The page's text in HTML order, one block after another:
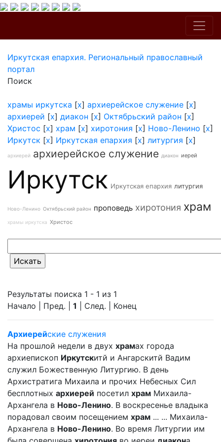
Иркутская епархия. Региональный православный
портал
Поиск
храмы иркутска [x] архиерейское служение [x]
архиерей [x] диакон [x] Октябрьский район [x]
Христос [x] храм [x] хиротония [x] Ново-Ленино [x]
Иркутск [x] Иркутская епархия [x] литургия [x]
архиерей архиерейское служение диакон иерей
Иркутск Иркутская епархия литургия
Ново-Ленино Октябрьский район проповедь хиротония храм
храмы иркутска Христос
Результаты поиска 1 - 1 из 1
Начало | Пред. | 1 | След. | Конец
Архиерейские служения
На прошлой недели в двух храмах города
архиепископ Иркутскитй и Ангарскитй Вадим
служил Божественную Литургию. В день
Архистратига Михаила и прочих Небесных Сил
бесплотных архиерей посетил храм Михаила-
Архангела в Ново-Ленино. В воскресенье владыка
порадовал своим посещением храм ... ... Михаила-
Архангела в Ново-Ленино. Во время Литургии им